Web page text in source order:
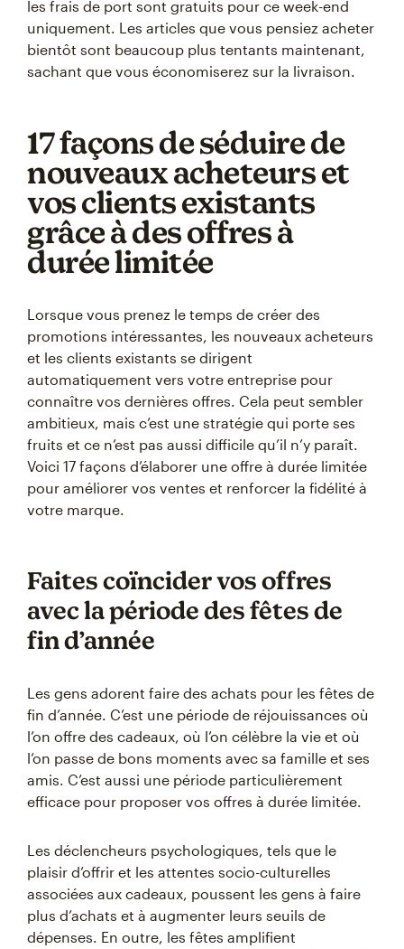
les frais de port sont gratuits pour ce week-end
uniquement. Les articles que vous pensiez acheter
bientôt sont beaucoup plus tentants maintenant,
sachant que vous économiserez sur la livraison.
17 façons de séduire de
nouveaux acheteurs et
vos clients existants
grâce à des offres à
durée limitée
Lorsque vous prenez le temps de créer des
promotions intéressantes, les nouveaux acheteurs
et les clients existants se dirigent
automatiquement vers votre entreprise pour
connaître vos dernières offres. Cela peut sembler
ambitieux, mais c’est une stratégie qui porte ses
fruits et ce n’est pas aussi difficile qu’il n’y paraît.
Voici 17 façons d’élaborer une offre à durée limitée
pour améliorer vos ventes et renforcer la fidélité à
votre marque.
Faites coïncider vos offres
avec la période des fêtes de
fin d’année
Les gens adorent faire des achats pour les fêtes de
fin d’année. C’est une période de réjouissances où
l’on offre des cadeaux, où l’on célèbre la vie et où
l’on passe de bons moments avec sa famille et ses
amis. C’est aussi une période particulièrement
efficace pour proposer vos offres à durée limitée.
Les déclencheurs psychologiques, tels que le
plaisir d’offrir et les attentes socio-culturelles
associées aux cadeaux, poussent les gens à faire
plus d’achats et à augmenter leurs seuils de
dépenses. En outre, les fêtes amplifient